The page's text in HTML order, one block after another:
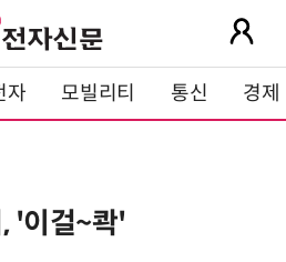
자 모빌리티 통신 경제
'이걸~콱'